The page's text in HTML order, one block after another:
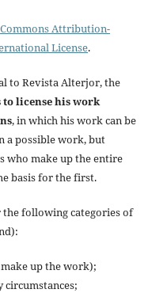
Attribution-
License.
to Revista Alterjor, the
to license his work
, in which his work can be
a possible work, but
who make up the entire
basis for the first.
following categories of
up the work);
circumstances;